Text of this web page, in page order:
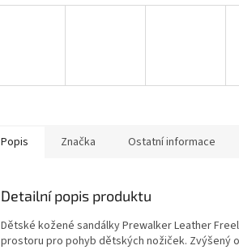
Popis Značka Ostatní informace
Detailní popis produktu
Dětské kožené sandálky Prewalker Leather
prostoru pro pohyb dětských nožiček. Zvýšený